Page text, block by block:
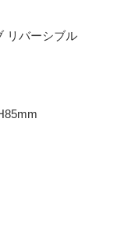
リバーシブル